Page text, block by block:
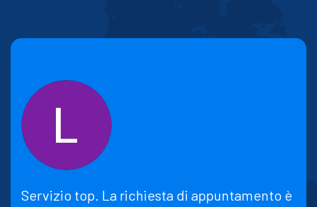
Servizio top. La richiesta di appuntamento è